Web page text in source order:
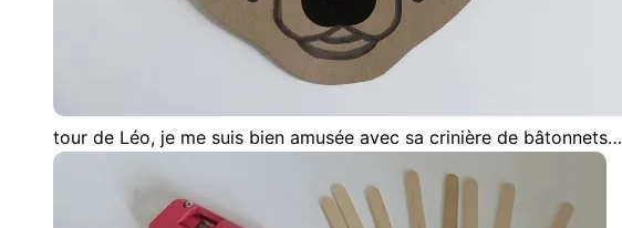
tour de Léo, je me suis bien amusée avec sa crinière de bâtonnets…